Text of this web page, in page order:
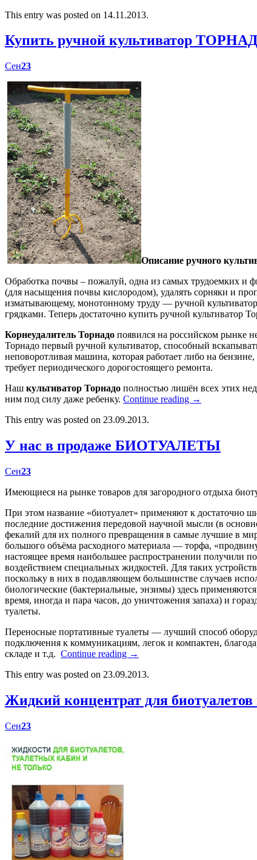
This entry was posted on 14.11.2013.
Купить ручной культиватор
Сен23
Описание ручного
Обработка почвы – пожалуй, одна из самых трудоемких и
(для насыщения почвы кислородом), удалять сорняки и
изматывающему, монотонному труду — ручной
грядками. Теперь достаточно купить ручной культиватор
Корнеудалитель Торнадо появился на российском рынке
Торнадо первый ручной культиватор, способный
неповоротливая машина, которая работает либо на
требует периодического дорогостоящего ремонта.
Наш культиватор Торнадо полностью лишён всех этих
ним под силу даже ребенку. Continue reading →
This entry was posted on 23.09.2013.
У нас в продаже БИОТУАЛЕТЫ
Сен23
Имеющиеся на рынке товаров для загородного отдыха
При этом название «биотуалет» применяют к достаточно
последние достижения передовой научной мысли (в
фекалий для их полного превращения в самые лучшие в
большого объёма расходного материала — торфа,
настоящее время наибольшее распространении получили
воздействием специальных жидкостей. Для таких
поскольку в них в подавляющем большинстве случаев
биологические (бактериальные, энзимы) здесь
время, иногда и пара часов, до уничтожения запаха) и
туалеты.
Переносные портативные туалеты — лучший способ
подключения к коммуникациям, легок и компактен,
складе и т.д. Continue reading →
This entry was posted on 23.09.2013.
Жидкий концентрат для
Сен23